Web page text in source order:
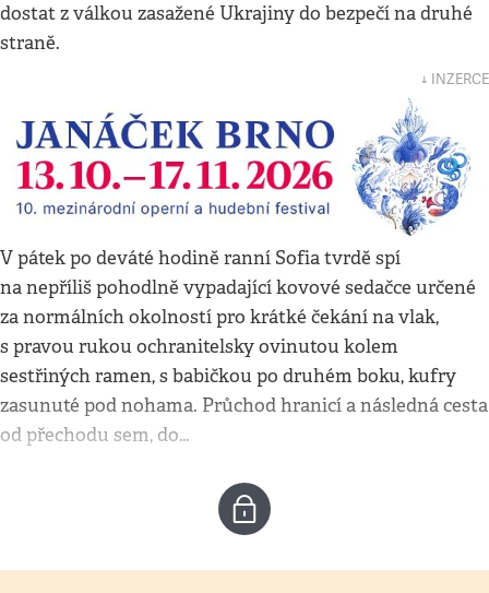
dostat z válkou zasažené Ukrajiny do bezpečí na druhé
straně.
↓ INZERCE
V pátek po deváté hodině ranní Sofia tvrdě spí
na nepříliš pohodlně vypadající kovové sedačce určené
za normálních okolností pro krátké čekání na vlak,
s pravou rukou ochranitelsky ovinutou kolem
sestřiných ramen, s babičkou po druhém boku, kufry
zasunuté pod nohama. Průchod hranicí a následná cesta
od přechodu sem, do…